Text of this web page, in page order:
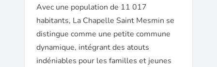
Avec une population de 11 017
habitants, La Chapelle Saint Mesmin se
distingue comme une petite commune
dynamique, intégrant des atouts
indéniables pour les familles et jeunes